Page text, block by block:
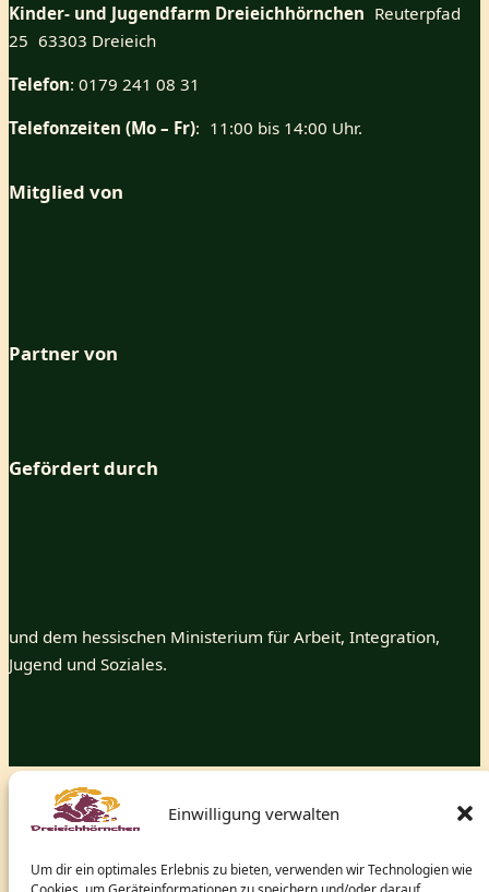
Einwilligung verwalten
Um dir ein optimales Erlebnis zu bieten, verwenden wir Technologien wie
Kinder- und Jugendfarm Dreieichhörnchen Reuterpfad
25 63303 Dreieich
Telefon: 0179 241 08 31
Telefonzeiten (Mo – Fr): 11:00 bis 14:00 Uhr.
Mitglied von
Partner von
Gefördert durch
und dem hessischen Ministerium für Arbeit, Integration,
Jugend und Soziales.
Dreieichhörnchen verwendet
Barrierefreiheit unserer Website zu überwachen.